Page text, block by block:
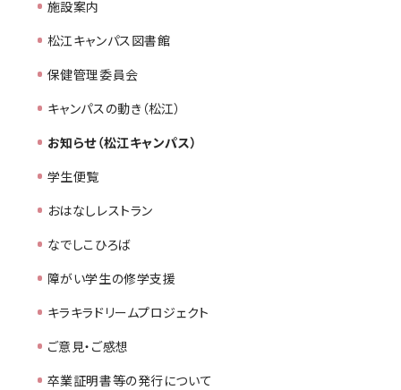
施設案内
松江キャンパス図書館
保健管理委員会
キャンパスの動き（松江）
お知らせ（松江キャンパス）
学生便覧
おはなしレストラン
なでしこひろば
障がい学生の修学支援
キラキラドリームプロジェクト
ご意見・ご感想
卒業証明書等の発行について